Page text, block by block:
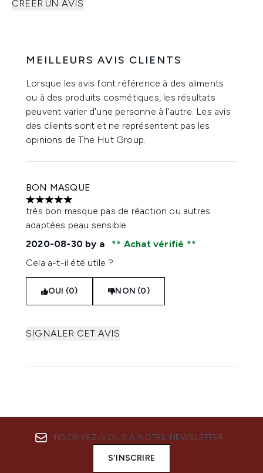
CRÉER UN AVIS
MEILLEURS AVIS CLIENTS
Lorsque les avis font référence à des aliments
ou à des produits cosmétiques, les résultats
peuvent varier d'une personne à l'autre. Les avis
des clients sont et ne représentent pas les
opinions de The Hut Group.
BON MASQUE
5 étoiles sur un maximum de 5
très bon masque pas de réaction ou autres
adaptées peau sensible
2020-08-30 by a
Achat vérifié
Cela a-t-il été utile ?
OUI (0) NON (0)
SIGNALER CET AVIS
INSCRIVEZ-VOUS À NOTRE NEWSLETTER
S'INSCRIRE